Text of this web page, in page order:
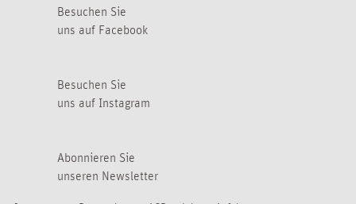
Besuchen Sie
uns auf Facebook
Besuchen Sie
uns auf Instagram
Abonnieren Sie
unseren Newsletter